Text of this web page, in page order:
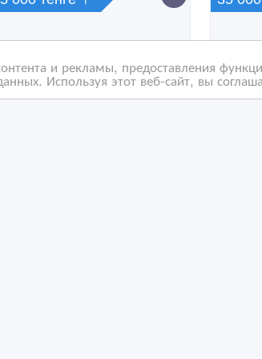
и рекламы, предоставления
Используя этот веб-сайт, вы